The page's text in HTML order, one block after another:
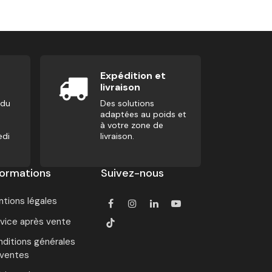
Expédition et
livraison
Des solutions
adaptées au poids et
à votre zone de
livraison.
légales
après vente
générales
Suivez-nous